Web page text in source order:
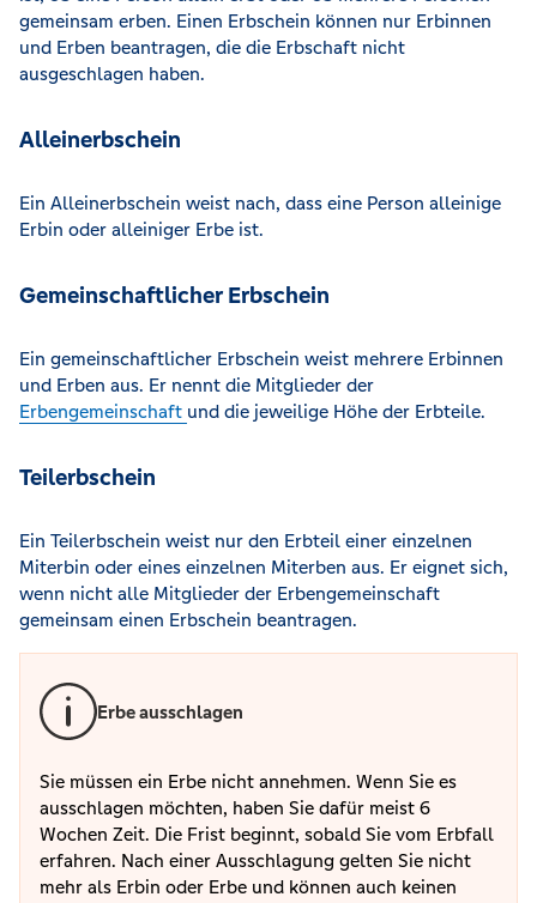
gemeinsam erben. Einen Erbschein können nur Erbinnen
und Erben beantragen, die die Erbschaft nicht
ausgeschlagen haben.
Alleinerbschein
Ein Alleinerbschein weist nach, dass eine Person alleinige
Erbin oder alleiniger Erbe ist.
Gemeinschaftlicher Erbschein
Ein gemeinschaftlicher Erbschein weist mehrere Erbinnen
und Erben aus. Er nennt die Mitglieder der
Erbengemeinschaft und die jeweilige Höhe der Erbteile.
Teilerbschein
Ein Teilerbschein weist nur den Erbteil einer einzelnen
Miterbin oder eines einzelnen Miterben aus. Er eignet sich,
wenn nicht alle Mitglieder der Erbengemeinschaft
gemeinsam einen Erbschein beantragen.
Erbe ausschlagen
Sie müssen ein Erbe nicht annehmen. Wenn Sie es
ausschlagen möchten, haben Sie dafür meist 6
Wochen Zeit. Die Frist beginnt, sobald Sie vom Erbfall
erfahren. Nach einer Ausschlagung gelten Sie nicht
mehr als Erbin oder Erbe und können auch keinen